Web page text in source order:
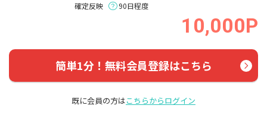
確定反映
90日程度
10,000P
簡単1分！無料会員登録はこちら
既に会員の方はこちらからログイン